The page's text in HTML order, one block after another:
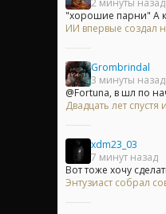
2 минуты назад
"хорошие парни" А
ИИ впервые создал
Grombrindal
3 минуты назад
@Fortuna, в шл по
Двадцать лет
xdm23_03
7 минут назад
Вот тоже хочу
Энтузиаст собрал